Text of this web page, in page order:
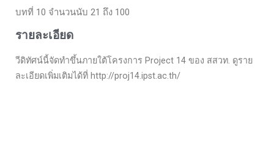
บทที่ 10 จำนวนนับ 21 ถึง 100
รายละเอียด
วีดิทัศน์นี้จัดทำขึ้นภายใต้โครงการ Project 14 ของ สสวท. ดูราย
ละเอียดเพิ่มเติมได้ที่ http://proj14.ipst.ac.th/